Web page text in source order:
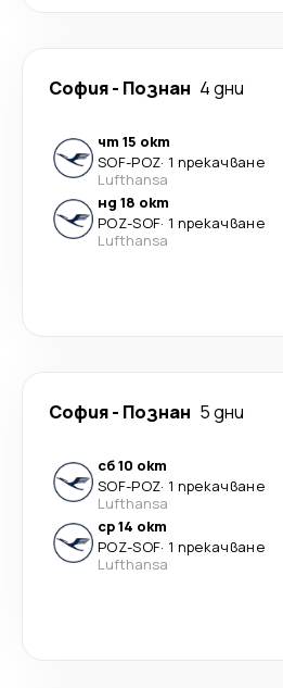
София- Познан 4 дни
чт 15 окт
SOF-POZ· 1 прекачване
Lufthansa
нд 18 окт
POZ-SOF· 1 прекачване
Lufthansa
София- Познан 5 дни
сб 10 окт
SOF-POZ· 1 прекачване
Lufthansa
ср 14 окт
POZ-SOF· 1 прекачване
Lufthansa